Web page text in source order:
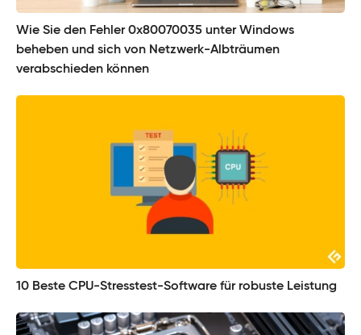
Wie Sie den Fehler 0x80070035 unter Windows
beheben und sich von Netzwerk-Albträumen
verabschieden können
10 Beste CPU-Stresstest-Software für robuste Leistung